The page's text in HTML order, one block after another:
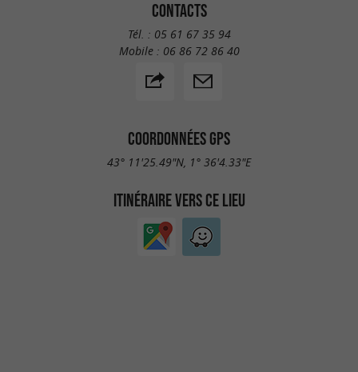
CONTACTS
Tél. : 05 61 67 35 94
Mobile : 06 86 72 86 40
COORDONNÉES GPS
43° 11'25.49"N, 1° 36'4.33"E
ITINÉRAIRE VERS CE LIEU